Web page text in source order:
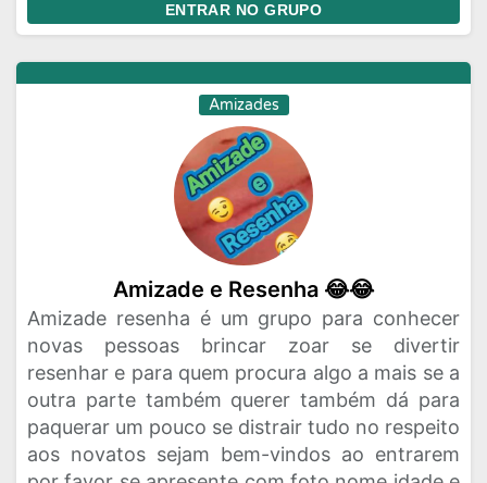
ENTRAR NO GRUPO
Amizades
Amizade e Resenha 😂😂
Amizade resenha é um grupo para conhecer
novas pessoas brincar zoar se divertir
resenhar e para quem procura algo a mais se a
outra parte também querer também dá para
paquerar um pouco se distrair tudo no respeito
aos novatos sejam bem-vindos ao entrarem